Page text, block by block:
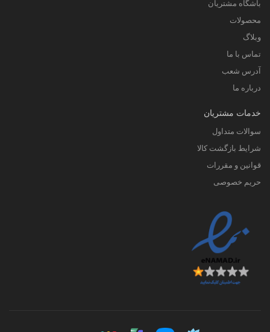
باشگاه مشتریان
محصولات
وبلاگ
تماس با ما
آدرس شعب
درباره ما
خدمات مشتریان
سوالات متداول
شرایط بازگشت کالا
قوانین و مقررات
حریم خصوصی